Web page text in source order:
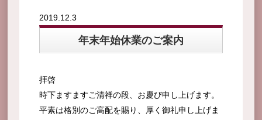
2019.12.3
年末年始休業のご案内
拝啓
時下ますますご清祥の段、お慶び申し上げます。
平素は格別のご高配を賜り、厚く御礼申し上げま